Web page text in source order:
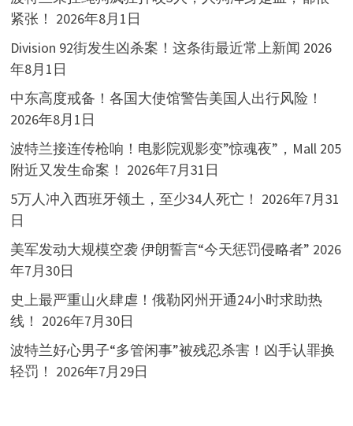
紧张！ 2026年8月1日
Division 92街发生凶杀案！这条街最近常上新闻 2026
年8月1日
中东高度戒备！各国大使馆警告美国人出行风险！
2026年8月1日
波特兰接连传枪响！电影院观影变”惊魂夜”，Mall 205
附近又发生命案！ 2026年7月31日
5万人冲入西班牙领土，至少34人死亡！ 2026年7月31
日
美军发动大规模空袭 伊朗誓言“今天惩罚侵略者” 2026
年7月30日
史上最严重山火肆虐！俄勒冈州开通24小时求助热
线！ 2026年7月30日
波特兰好心男子“多管闲事”被残忍杀害！凶手认罪换
轻罚！ 2026年7月29日